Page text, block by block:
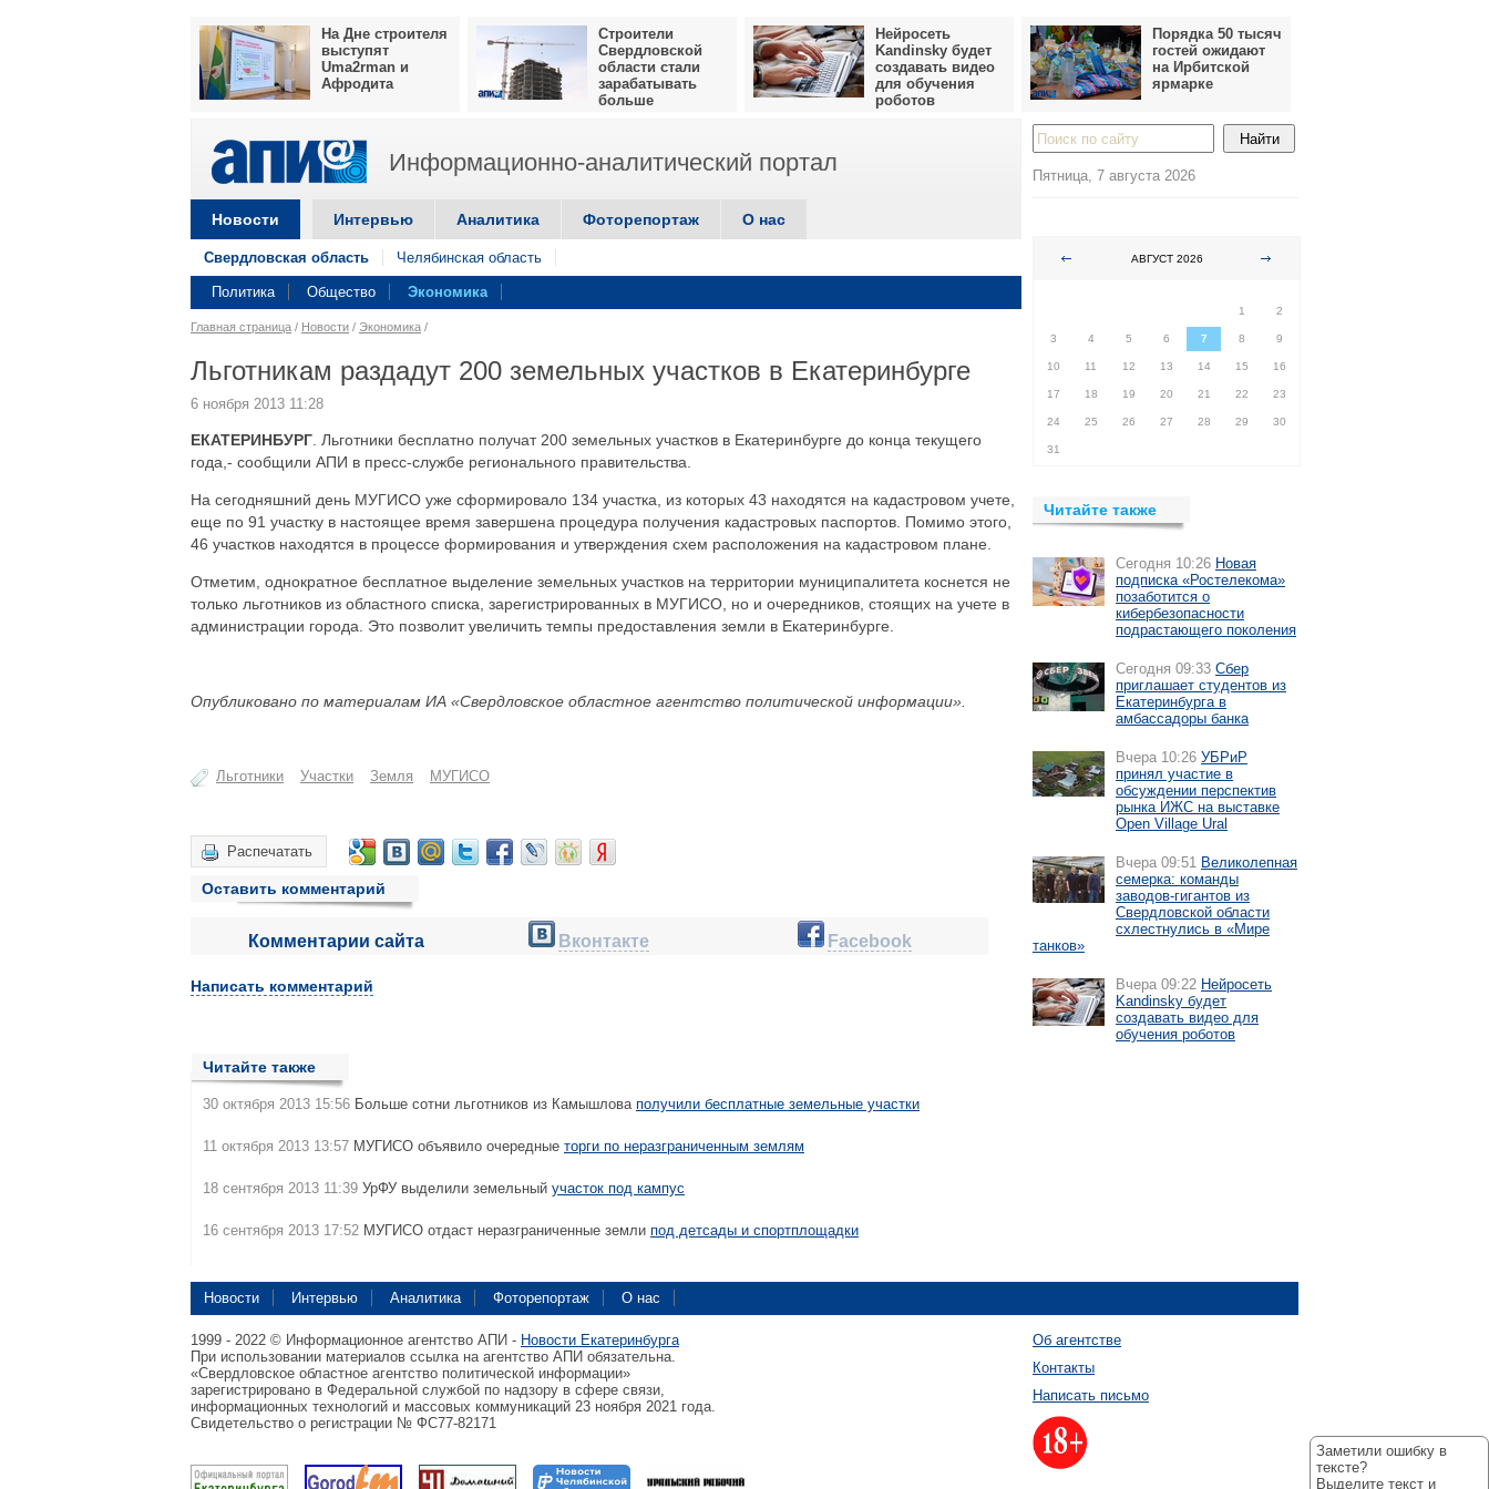
На Дне строителя
выступят
Uma2rman и
Афродита
Строители
Свердловской
области стали
зарабатывать
больше
Нейросеть
Kandinsky будет
создавать видео
для обучения
роботов
Порядка 50 тысяч
гостей ожидают
на Ирбитской
ярмарке
Информационно-аналитический портал
Новости Интервью Аналитика Фоторепортаж О нас
Свердловская область Челябинская область
Политика Общество Экономика
Главная страница / Новости / Экономика /
Льготникам раздадут 200 земельных участков в Екатеринбурге
6 ноября 2013 11:28
ЕКАТЕРИНБУРГ . Льготники бесплатно получат 200 земельных участков в Екатеринбурге до конца текущего
года,- сообщили АПИ в пресс-службе регионального правительства.
На сегодняшний день МУГИСО уже сформировало 134 участка, из которых 43 находятся на кадастровом учете,
еще по 91 участку в настоящее время завершена процедура получения кадастровых паспортов. Помимо этого,
46 участков находятся в процессе формирования и утверждения схем расположения на кадастровом плане.
Отметим, однократное бесплатное выделение земельных участков на территории муниципалитета коснется не
только льготников из областного списка, зарегистрированных в МУГИСО, но и очередников, стоящих на учете в
администрации города. Это позволит увеличить темпы предоставления земли в Екатеринбурге.
Опубликовано по материалам ИА «Свердловское областное агентство политической информации».
Льготники Участки Земля МУГИСО
Распечатать
Оставить комментарий
Комментарии сайта Вконтакте Facebook
Написать комментарий
Читайте также
30 октября 2013 15:56 Больше сотни льготников из Камышлова получили бесплатные земельные участки
11 октября 2013 13:57 МУГИСО объявило очередные торги по неразграниченным землям
18 сентября 2013 11:39 УрФУ выделили земельный участок под кампус
16 сентября 2013 17:52 МУГИСО отдаст неразграниченные земли под детсады и спортплощадки
Пятница, 7 августа 2026
АВГУСТ 2026
1
2
3 4 5 6 7 8 9
10 11 12 13 14 15 16
17 18 19 20 21 22 23
24 25 26 27 28 29 30
31
Читайте также
Сегодня 10:26 Новая
подписка «Ростелекома»
позаботится о
кибербезопасности
подрастающего поколения
Сегодня 09:33 Сбер
приглашает студентов из
Екатеринбурга в
амбассадоры банка
Вчера 10:26 УБРиР
принял участие в
обсуждении перспектив
рынка ИЖС на выставке
Open Village Ural
Вчера 09:51 Великолепная
семерка: команды
заводов-гигантов из
Свердловской области
схлестнулись в «Мире
танков»
Вчера 09:22 Нейросеть
Kandinsky будет
создавать видео для
обучения роботов
Новости Интервью Аналитика Фоторепортаж О нас
1999 - 2022 © Информационное агентство АПИ - Новости Екатеринбурга
При использовании материалов ссылка на агентство АПИ обязательна.
«Свердловское областное агентство политической информации»
зарегистрировано в Федеральной службой по надзору в сфере связи,
информационных технологий и массовых коммуникаций 23 ноября 2021 года.
Свидетельство о регистрации № ФС77-82171
Об агентстве
Контакты
Написать письмо
Заметили ошибку в
тексте?
Выделите текст и